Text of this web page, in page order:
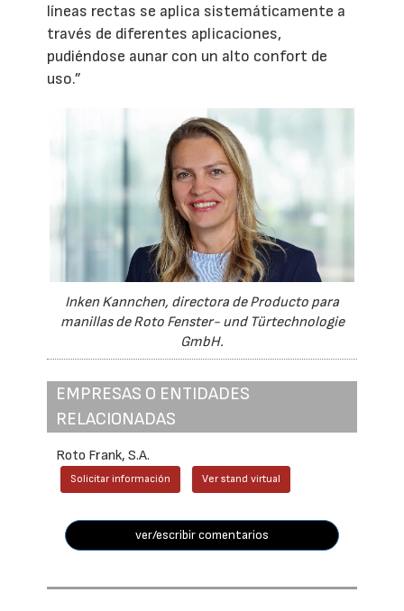
líneas rectas se aplica sistemáticamente a
través de diferentes aplicaciones,
pudiéndose aunar con un alto confort de
uso.”
Inken Kannchen, directora de Producto para
manillas de Roto Fenster- und Türtechnologie
GmbH.
EMPRESAS O ENTIDADES
RELACIONADAS
Roto Frank, S.A.
Solicitar información Ver stand virtual
ver/escribir comentarios